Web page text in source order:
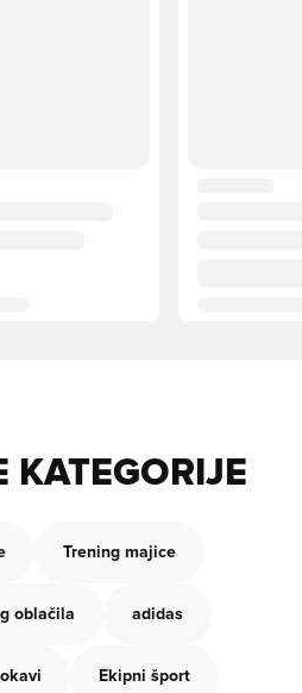
KATEGORIJE
Trening majice
oblačila adidas
Ekipni šport